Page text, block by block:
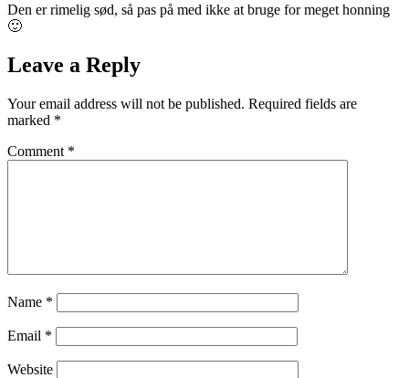
Den er rimelig sød, så pas på med ikke at bruge for meget honning
🙂
Leave a Reply
Your email address will not be published. Required fields are
marked *
Comment *
Name *
Email *
Website